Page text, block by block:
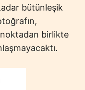
bütünleşik
birlikte